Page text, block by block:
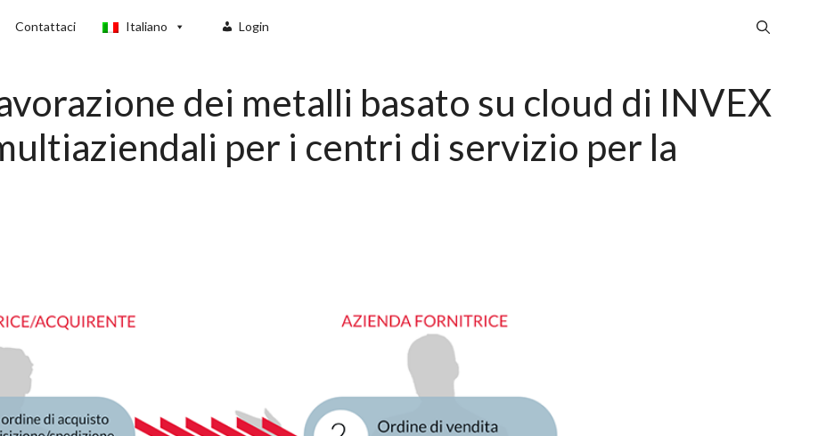
Contattaci Login
Italiano
dei metalli basato su cloud di INVEX
per i centri di servizio per la